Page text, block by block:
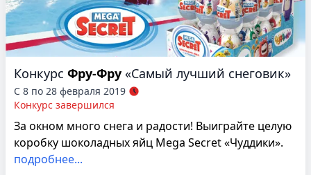
Конкурс Фру-Фру «Самый лучший снеговик»
С 8 по 28 февраля 2019
Конкурс завершился
За окном много снега и радости! Выиграйте целую
коробку шоколадных яйц Mega Secret «Чуддики».
подробнее...